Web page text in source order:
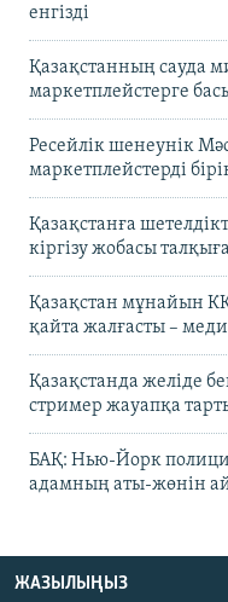
енгізді
Қазақстанның сауда
маркетплейстерге
Ресейлік шенеунік
маркетплейстерді
Қазақстанға
кіргізу жобасы
Қазақстан мұнайын
қайта жалғасты –
Қазақстанда желіде
стример жауапқа
БАҚ: Нью-Йорк
адамның аты-жөнін
ЖАЗЫЛЫҢЫЗ